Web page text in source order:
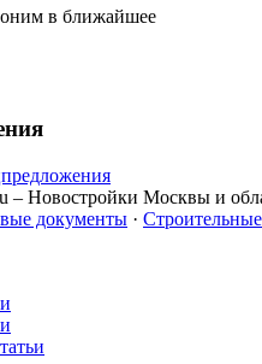
в ближайшее
– Новостройки Москвы и
документы ·